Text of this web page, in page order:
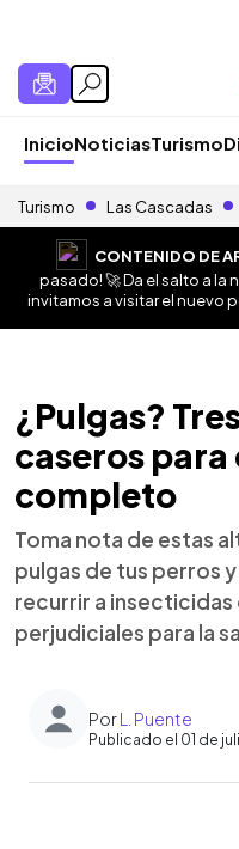
InicioNoticiasTurismo
Turismo Las Cascadas
CONTENIDO DE
pasado! 🚀 Da el salto a la
invitamos a visitar el nuevo
¿Pulgas?
caseros
completo
Toma nota de estas
pulgas de tus perros
recurrir a insecticidas
perjudiciales para la
PorL. Puente
Publicado el 01 de